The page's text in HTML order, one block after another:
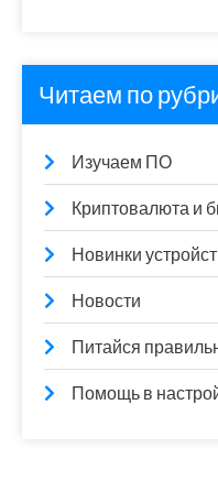
Читаем по
Изучаем ПО
Криптовалюта и
Новинки
Новости
Питайся
Помощь в